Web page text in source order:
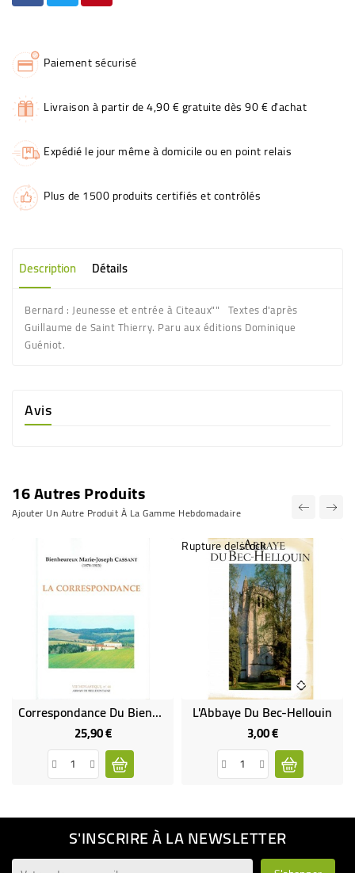
Paiement sécurisé
Livraison à partir de 4,90 € gratuite dès 90 € d'achat
Expédié le jour même à domicile ou en point relais
Plus de 1500 produits certifiés et contrôlés
Description Détails
Bernard : Jeunesse et entrée à Citeaux"" Textes d'après
Guillaume de Saint Thierry. Paru aux éditions Dominique
Guéniot.
Avis
16 Autres Produits
Ajouter Un Autre Produit À La Gamme Hebdomadaire
Correspondance Du Bienheureux M.-J. Cassant (Occasion)
25,90 €Prix
Rupture de stock
L'Abbaye Du Bec-Hellouin
3,00 €Prix
S'INSCRIRE À LA NEWSLETTER